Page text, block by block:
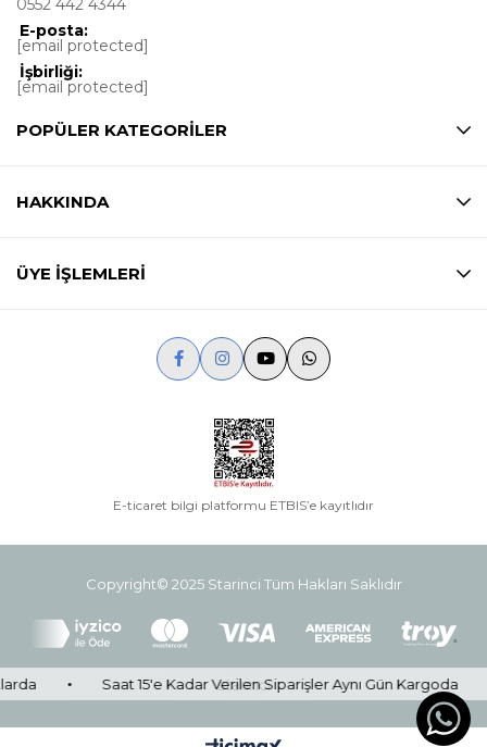
Kadar Verilen Siparişler Aynı Gün Kargoda Peşin Fiyatına 3
0552 442 4344
E-posta:
[email protected]
İşbirliği:
[email protected]
POPÜLER KATEGORİLER
HAKKINDA
ÜYE İŞLEMLERİ
E-ticaret bilgi platformu ETBIS’e kayıtlıdır
Copyright© 2025 Starinci Tüm Hakları Saklıdır
starinci